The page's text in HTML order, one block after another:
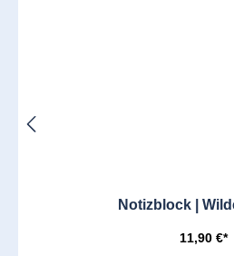
Notizblock |
11,90 €*